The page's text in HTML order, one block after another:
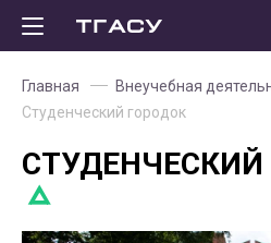
Главная
Внеучебная
Студенческий городок